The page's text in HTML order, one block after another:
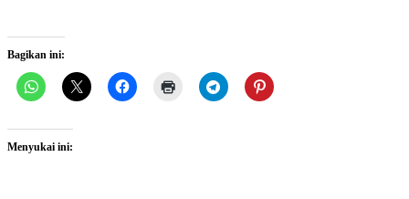
Bagikan ini:
Menyukai ini: